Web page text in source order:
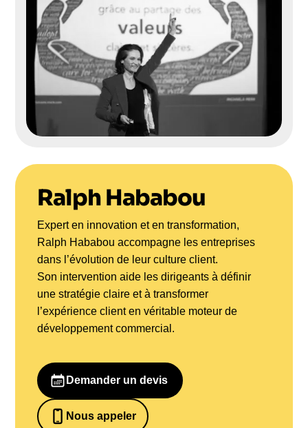
Ralph Hababou
Expert en innovation et en transformation,
Ralph Hababou accompagne les entreprises
dans l’évolution de leur culture client.
Son intervention aide les dirigeants à définir
une stratégie claire et à transformer
l’expérience client en véritable moteur de
développement commercial.
Demander un devis
Nous appeler